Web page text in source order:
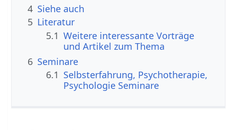
4 Siehe auch
5 Literatur
5.1 Weitere interessante Vorträge
und Artikel zum Thema
6 Seminare
6.1 Selbsterfahrung, Psychotherapie,
Psychologie Seminare